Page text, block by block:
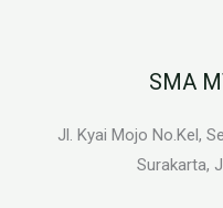
SMA
Jl. Kyai Mojo No.Kel,
Surakarta,